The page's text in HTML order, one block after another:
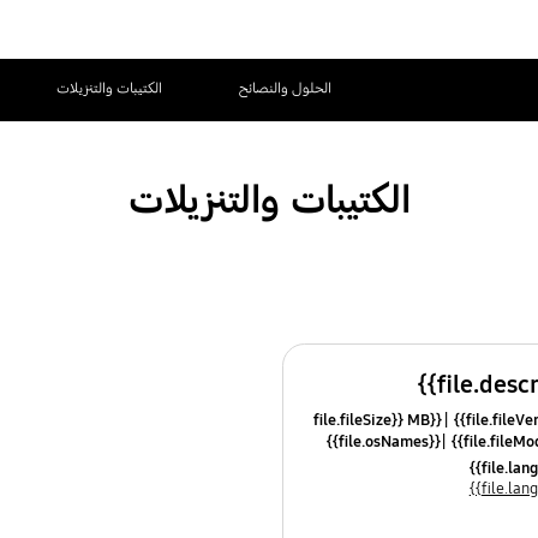
الحلول والنصائح الكتيبات والتنزيلات
الكتيبات والتنزيلات
{{file.fileSize}} MB
{{file.osNames}}